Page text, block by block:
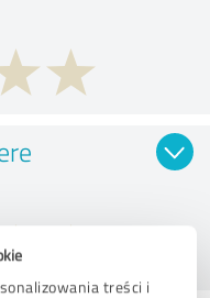
treści i